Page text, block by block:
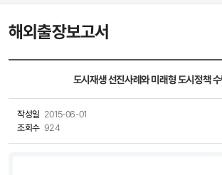
해외출장보고서
도시재생 선진사례와 미래형 도시정책
작성일 2015-06-01
조회수 924